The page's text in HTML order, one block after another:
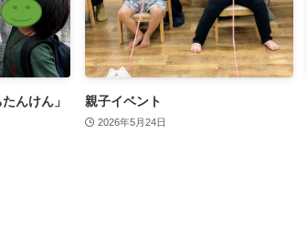
んけん」 親子イベント
2026年5月24日